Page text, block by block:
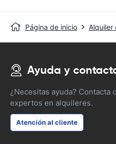
Página de inicio Alquiler
Ayuda y
¿Necesitas ayuda? Contacta
expertos en alquileres.
Atención al cliente